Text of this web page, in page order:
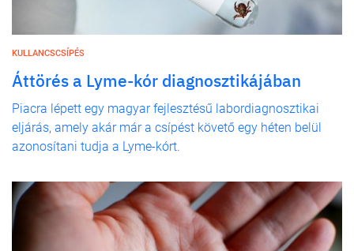
KULLANCSCSÍPÉS
Áttörés a Lyme-kór diagnosztikájában
Piacra lépett egy magyar fejlesztésű labordiagnosztikai
eljárás, amely akár már a csípést követő egy héten belül
azonosítani tudja a Lyme-kórt.